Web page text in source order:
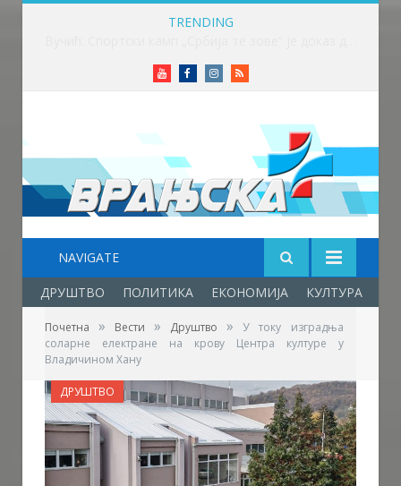
TRENDING
YoutubeFacebookInstagram
RSS
NAVIGATE
ДРУШТВО ПОЛИТИКА ЕКОНОМИЈА КУЛТУРА
Почетна » Вести » Друштво »
У току изградња
соларне електране на крову Центра културе у
Владичином Хану
ДРУШТВО